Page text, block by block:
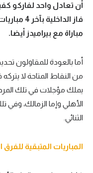
أن تعادل واحد لفاركو
فاز
مباراة مع بيراميدز أيضا.
أما بالعودة للمقاولون
من النقاط المتاحة لا
يملك مؤجلات في تلك
الأهلي وإما الزمالك، وفي
الثنائي.
المباريات المتبقية